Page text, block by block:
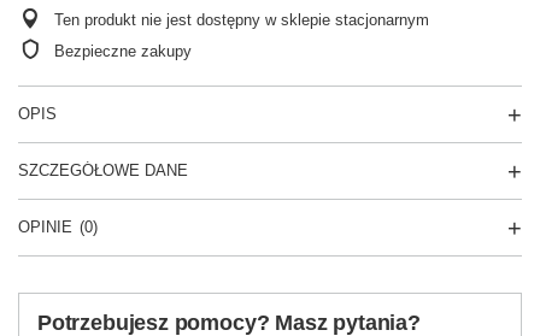
Ten produkt nie jest dostępny w sklepie stacjonarnym
Bezpieczne zakupy
OPIS
SZCZEGÓŁOWE DANE
OPINIE (0)
Potrzebujesz pomocy? Masz pytania?